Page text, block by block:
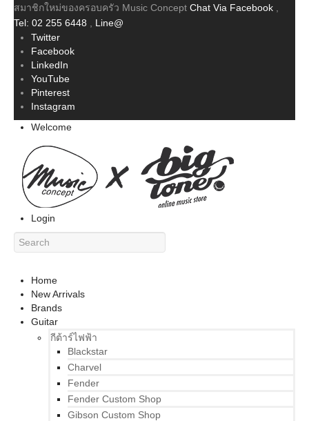
สมาชิกใหม่ของครอบครัว Music Concept Chat Via Facebook
Tel: 02 255 6448
Line@
Twitter
Facebook
LinkedIn
YouTube
Pinterest
Instagram
Welcome
Login
Home
New Arrivals
Brands
Guitar
กีต้าร์ไฟฟ้า
Blackstar
Charvel
Fender
Fender Custom Shop
Gibson Custom Shop